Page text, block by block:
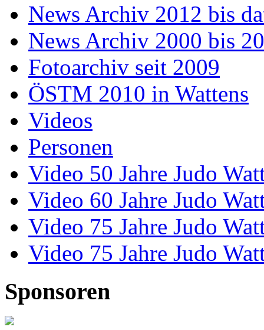
News Archiv 2012 bis
News Archiv 2000 bis
Fotoarchiv seit 2009
ÖSTM 2010 in Wattens
Videos
Personen
Video 50 Jahre Judo
Video 60 Jahre Judo
Video 75 Jahre Judo
Video 75 Jahre Judo
Sponsoren